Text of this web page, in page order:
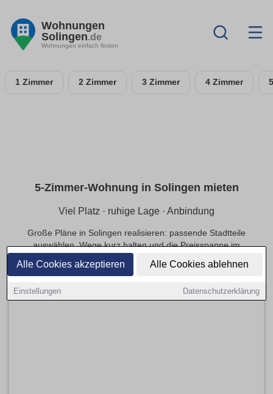
Alle Cookies akzeptieren Alle Cookies ablehnen
Einstellungen Datenschutzerklärung
Wohnungen
Solingen.de
Wohnungen einfach finden
1 Zimmer 2 Zimmer 3 Zimmer 4 Zimmer
5-Zimmer-Wohnung in Solingen mieten
Viel Platz · ruhige Lage · Anbindung
Große Pläne in Solingen realisieren: passende Stadtteile
auswählen, Wege kurz halten und die Preisspanne im
Budget sichern.